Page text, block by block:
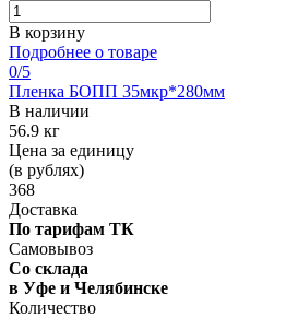
В корзину
Подробнее о товаре
0/5
Пленка БОПП 35мкр*280мм
В наличии
56.9 кг
Цена за единицу
(в рублях)
368
Доставка
По тарифам ТК
Самовывоз
Со склада
в Уфе и Челябинске
Количество